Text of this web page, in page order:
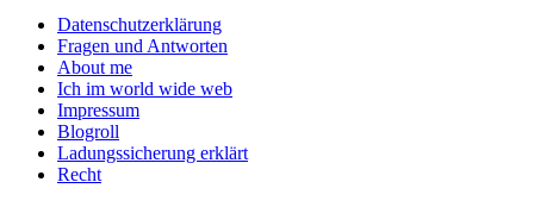
Facebook
anzeigen
Twitter
anzeigen
auf
Instagram
anzeigen
Main
menu
Skip
content
Datenschutzerklärung
Fragen und Antworten
About me
Ich im world wide web
Impressum
Blogroll
Ladungssicherung erklärt
Recht